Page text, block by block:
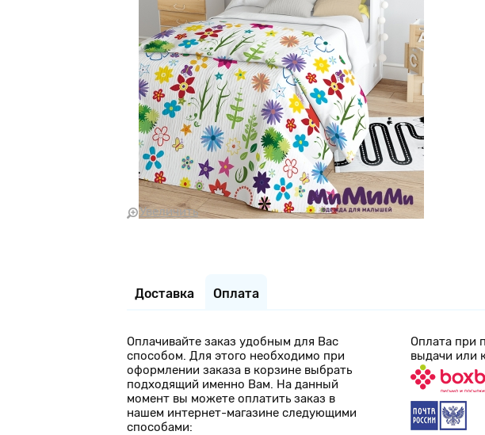
Увеличить
Доставка Оплата
Оплачивайте заказ удобным для Вас
способом. Для этого необходимо при
оформлении заказа в корзине выбрать
подходящий именно Вам. На данный
момент вы можете оплатить заказ в
нашем интернет-магазине следующими
способами:
Оплата при
выдачи или